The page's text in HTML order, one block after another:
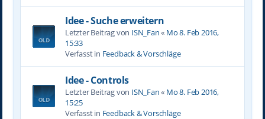
Idee - Suche erweitern
Letzter Beitrag von ISN_Fan« Mo 8. Feb 2016,
15:33
Verfasst in Feedback & Vorschläge
Idee - Controls
Letzter Beitrag von ISN_Fan« Mo 8. Feb 2016,
15:25
Verfasst in Feedback & Vorschläge